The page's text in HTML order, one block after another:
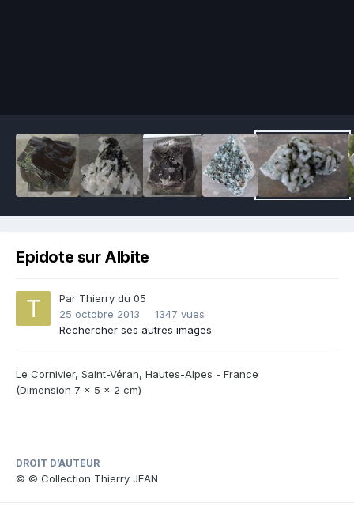
Epidote sur Albite
Par Thierry du 05
25 octobre 2013
1347 vues
Rechercher ses autres images
Le Cornivier, Saint-Véran, Hautes-Alpes - France
(Dimension 7 x 5 x 2 cm)
DROIT D’AUTEUR
© © Collection Thierry JEAN